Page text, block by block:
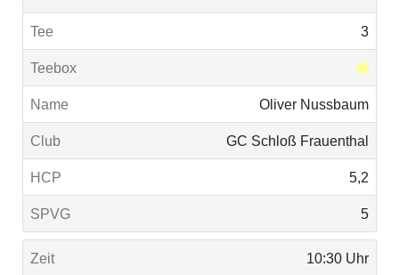
3
Oliver Nussbaum
GC Schloß Frauenthal
5,2
5
10:30 Uhr